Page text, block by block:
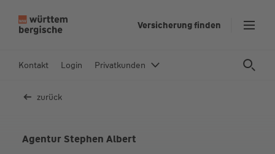
In
Versicherung finden
Kontakt Login Privatkunden
zurück
Agentur Stephen Albert